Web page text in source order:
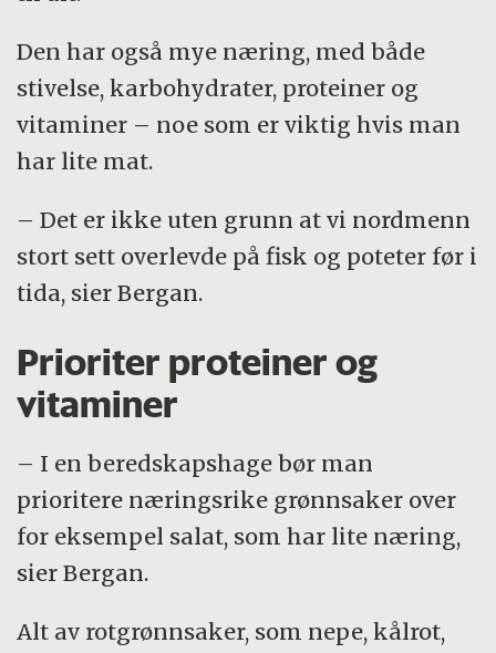
Den har også mye næring, med både
stivelse, karbohydrater, proteiner og
vitaminer – noe som er viktig hvis man
har lite mat.
– Det er ikke uten grunn at vi nordmenn
stort sett overlevde på fisk og poteter før i
tida, sier Bergan.
Prioriter proteiner og
vitaminer
– I en beredskapshage bør man
prioritere næringsrike grønnsaker over
for eksempel salat, som har lite næring,
sier Bergan.
Alt av rotgrønnsaker, som nepe, kålrot,